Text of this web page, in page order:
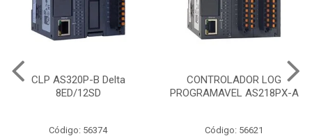
CLP AS320P-B Delta
8ED/12SD
Código: 56374
CONTROLADOR LOG
PROGRAMAVEL AS218PX-A
Código: 56621